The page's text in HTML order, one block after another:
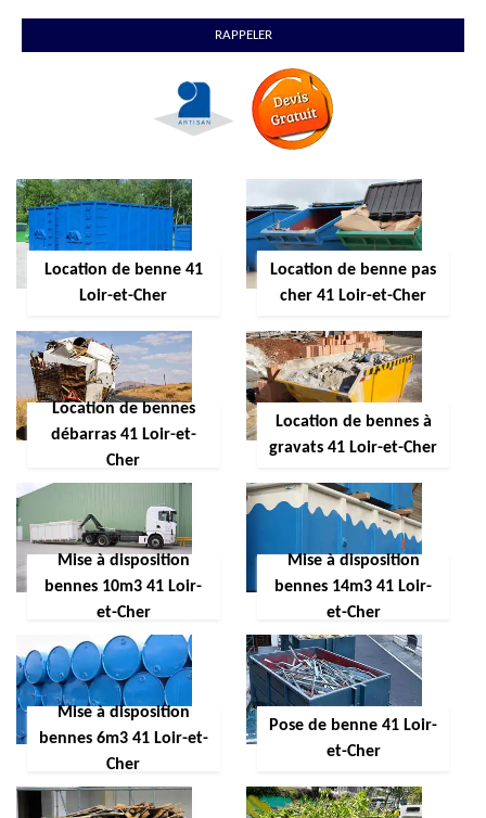
Location de benne 41
Loir-et-Cher
Location de benne pas
cher 41 Loir-et-Cher
Location de bennes
débarras 41 Loir-et-
Cher
Location de bennes à
gravats 41 Loir-et-Cher
Mise à disposition
bennes 10m3 41 Loir-
et-Cher
Mise à disposition
bennes 14m3 41 Loir-
et-Cher
Mise à disposition
bennes 6m3 41 Loir-et-
Cher
Pose de benne 41 Loir-
et-Cher